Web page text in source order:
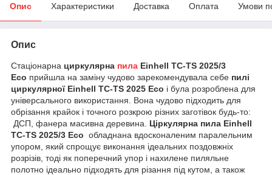
Опис Характеристики Доставка Оплата Умови
Опис
Стаціонарна циркулярна пила Einhell TC-TS 2025/3
Eco прийшла на заміну чудово зарекомендувала себе пилі
циркулярної Einhell TC-TS 2025 Eco і була розроблена для
універсального використання. Вона чудово підходить для
обрізання крайок і точного розкрою різних заготівок будь-то:
ДСП, фанера масивна деревина. Ціркулярна пила Einhell
TC-TS 2025/3 Eco обладнана вдосконаленим паралельним
упором, який спрощує виконання ідеальних поздовжніх
розрізів, тоді як поперечний упор і нахилене пиляльне
полотно ідеально підходять для різання під кутом, а також